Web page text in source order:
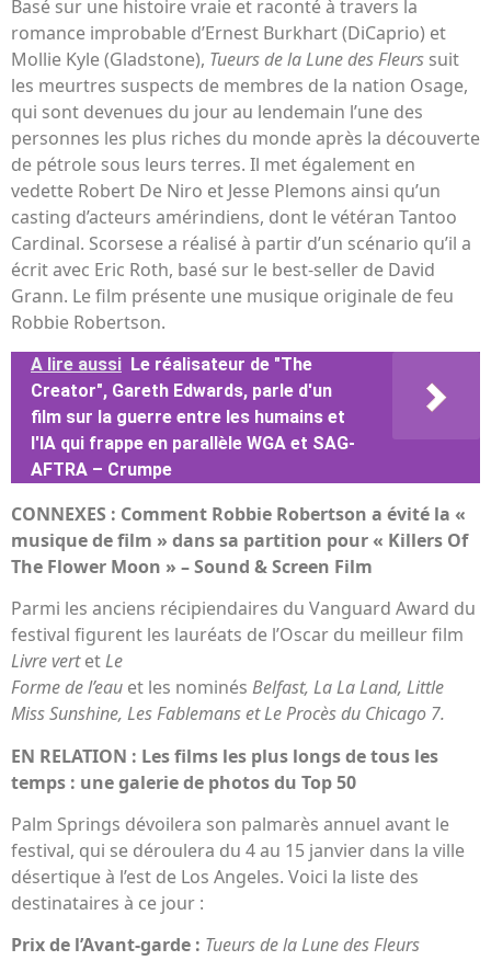
Basé sur une histoire vraie et raconté à travers la
romance improbable d’Ernest Burkhart (DiCaprio) et
Mollie Kyle (Gladstone), Tueurs de la Lune des Fleurs suit
les meurtres suspects de membres de la nation Osage,
qui sont devenues du jour au lendemain l’une des
personnes les plus riches du monde après la découverte
de pétrole sous leurs terres. Il met également en
vedette Robert De Niro et Jesse Plemons ainsi qu’un
casting d’acteurs amérindiens, dont le vétéran Tantoo
Cardinal. Scorsese a réalisé à partir d’un scénario qu’il a
écrit avec Eric Roth, basé sur le best-seller de David
Grann. Le film présente une musique originale de feu
Robbie Robertson.
A lire aussi Le réalisateur de "The
Creator", Gareth Edwards, parle d'un
film sur la guerre entre les humains et
l'IA qui frappe en parallèle WGA et SAG-
AFTRA – Crumpe
CONNEXES : Comment Robbie Robertson a évité la «
musique de film » dans sa partition pour « Killers Of
The Flower Moon » – Sound & Screen Film
Parmi les anciens récipiendaires du Vanguard Award du
festival figurent les lauréats de l’Oscar du meilleur film
Livre vertetLe
Forme de l’eau et les nominés Belfast, La La Land, Little
Miss Sunshine, Les Fablemans et Le Procès du Chicago 7.
EN RELATION : Les films les plus longs de tous les
temps : une galerie de photos du Top 50
Palm Springs dévoilera son palmarès annuel avant le
festival, qui se déroulera du 4 au 15 janvier dans la ville
désertique à l’est de Los Angeles. Voici la liste des
destinataires à ce jour :
Prix ​​​​de l’Avant-garde : Tueurs de la Lune des Fleurs